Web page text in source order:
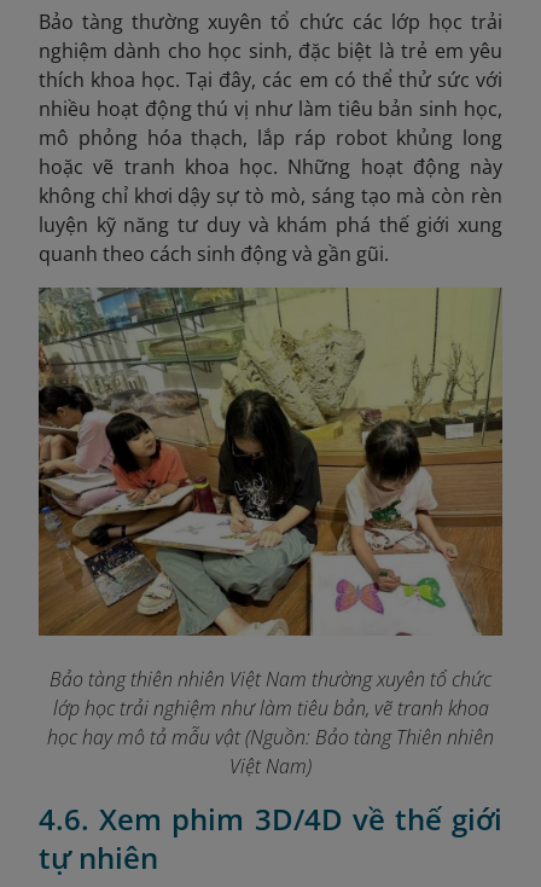
Bảo tàng thường xuyên tổ chức các lớp học trải
nghiệm dành cho học sinh, đặc biệt là trẻ em yêu
thích khoa học. Tại đây, các em có thể thử sức với
nhiều hoạt động thú vị như làm tiêu bản sinh học,
mô phỏng hóa thạch, lắp ráp robot khủng long
hoặc vẽ tranh khoa học. Những hoạt động này
không chỉ khơi dậy sự tò mò, sáng tạo mà còn rèn
luyện kỹ năng tư duy và khám phá thế giới xung
quanh theo cách sinh động và gần gũi.
Bảo tàng thiên nhiên Việt Nam thường xuyên tổ chức
lớp học trải nghiệm như làm tiêu bản, vẽ tranh khoa
học hay mô tả mẫu vật (Nguồn: Bảo tàng Thiên nhiên
Việt Nam)
4.6. Xem phim 3D/4D về thế giới
tự nhiên